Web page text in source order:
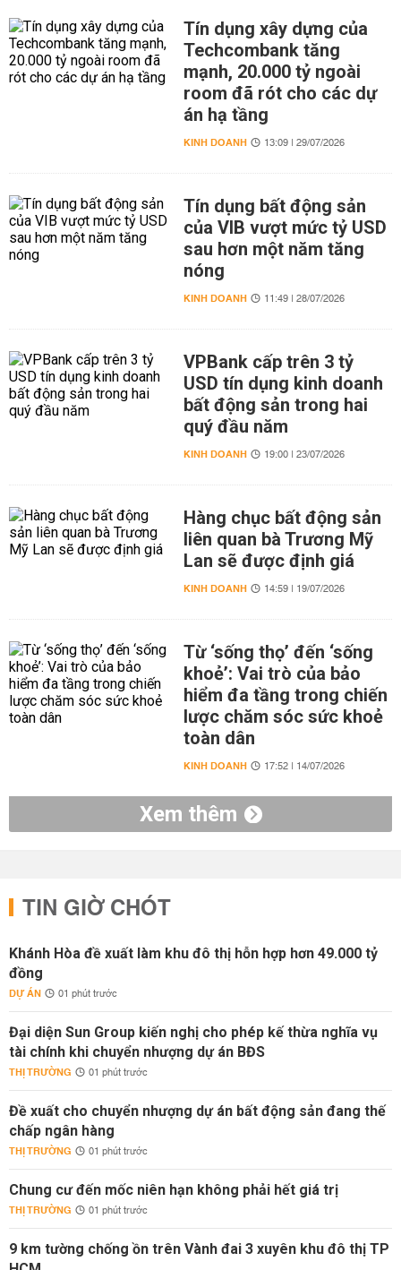
Tín dụng xây dựng của
Techcombank tăng
mạnh, 20.000 tỷ ngoài
room đã rót cho các dự
án hạ tầng
KINH DOANH 13:09 | 29/07/2026
Tín dụng bất động sản
của VIB vượt mức tỷ USD
sau hơn một năm tăng
nóng
KINH DOANH 11:49 | 28/07/2026
VPBank cấp trên 3 tỷ
USD tín dụng kinh doanh
bất động sản trong hai
quý đầu năm
KINH DOANH 19:00 | 23/07/2026
Hàng chục bất động sản
liên quan bà Trương Mỹ
Lan sẽ được định giá
KINH DOANH 14:59 | 19/07/2026
Từ ‘sống thọ’ đến ‘sống
khoẻ’: Vai trò của bảo
hiểm đa tầng trong chiến
lược chăm sóc sức khoẻ
toàn dân
KINH DOANH 17:52 | 14/07/2026
Xem thêm
TIN GIỜ CHÓT
Khánh Hòa đề xuất làm khu đô thị hỗn hợp hơn 49.000 tỷ
đồng
DỰ ÁN 01 phút trước
Đại diện Sun Group kiến nghị cho phép kế thừa nghĩa vụ
tài chính khi chuyển nhượng dự án BĐS
THỊ TRƯỜNG 01 phút trước
Đề xuất cho chuyển nhượng dự án bất động sản đang thế
chấp ngân hàng
THỊ TRƯỜNG 01 phút trước
Chung cư đến mốc niên hạn không phải hết giá trị
THỊ TRƯỜNG 01 phút trước
9 km tường chống ồn trên Vành đai 3 xuyên khu đô thị TP